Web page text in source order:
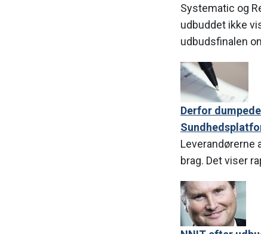
Systematic og
udbuddet ikke
udbudsfinalen
Derfor
Leverandørerne
brag. Det viser